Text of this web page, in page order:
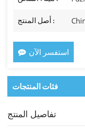
أصل المنتج :
استفسر الآن
فئات المنتجات
تفاصيل المنتج